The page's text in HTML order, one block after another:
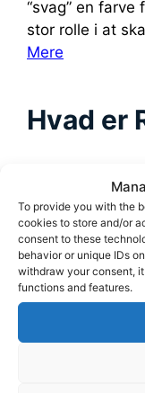
To provide you with the
cookies to store and/or
consent to these
behavior or unique IDs
withdraw your consent,
functions and features.
“svag” en
stor rolle i at
Mere
Hvad er
“Rule of
grundlæggende
både fotografi
teknik, der
visuelt
forstå og
forbedre
og videoer